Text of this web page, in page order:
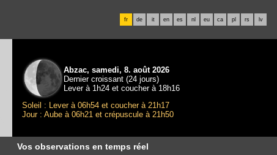
fr de it en es nl eu ca pl rs lv
Abzac, samedi, 8. août 2026
Dernier croissant (24 jours)
Lever à 1h24 et coucher à 18h16
Soleil : Lever à 06h54 et coucher à 21h17
Jour : Aube à 06h21 et crépuscule à 21h50
Vos observations en temps réel